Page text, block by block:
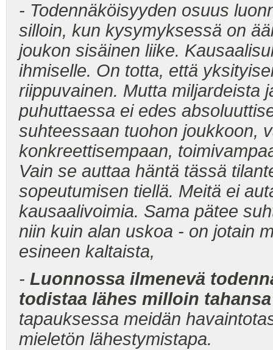
- Todennäköisyyden osuus
silloin, kun kysymyksessä on
joukon sisäinen liike.
ihmiselle. On totta, että
riippuvainen. Mutta miljardeista
puhuttaessa ei edes
suhteessaan tuohon joukkoon,
konkreettisempaan,
Vain se auttaa häntä tässä
sopeutumisen tiellä. Meitä ei
kausaalivoimia. Sama pätee
niin kuin alan uskoa - on jotain
esineen kaltaista,
- Luonnossa ilmenevä
todistaa lähes milloin
tapauksessa meidän
mieletön lähestymistapa.